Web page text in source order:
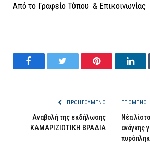
Από το Γραφείο Τύπου & Επικοινωνίας
FacebookTwitter Pinterest
ΠΡΟΗΓΟΎΜΕΝΟ
Αναβολή της εκδήλωσης
ΚΑΜΑΡΙΖΙΩΤΙΚΗ ΒΡΑΔΙΑ
ΕΠΌΜΕΝΟ
Νέα
ανάγκης